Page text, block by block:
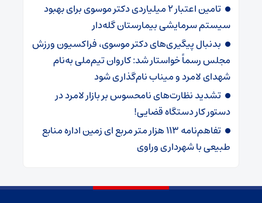
تامین اعتبار ۲ میلیاردی دکتر موسوی برای بهبود
سیستم سرمایشی بیمارستان گله‌دار ‌
بدنبال پیگیری‌های دکتر موسوی، فراکسیون ورزش
مجلس رسماً خواستار شد: کاروان تیم‌ملی به‌نام
شهدای لامرد و میناب نام‌گذاری شود
تشدید نظارت‌های نامحسوس بر بازار لامرد در
دستور کار دستگاه قضایی!
تفاهم‌نامه ۱۱۳ هزار متر مربع ای زمین اداره منابع
طبیعی با شهرداری وراوی